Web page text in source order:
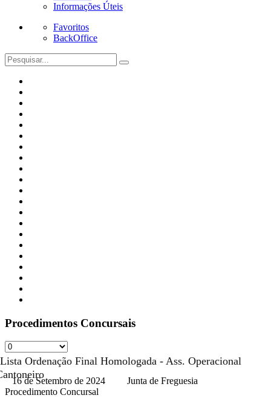
Informações Úteis
Favoritos
BackOffice
Procedimentos Concursais
Lista Ordenação Final Homologada - Ass. Operacional
16 de Setembro de 2024
Junta de Freguesia
Procedimento Concursal